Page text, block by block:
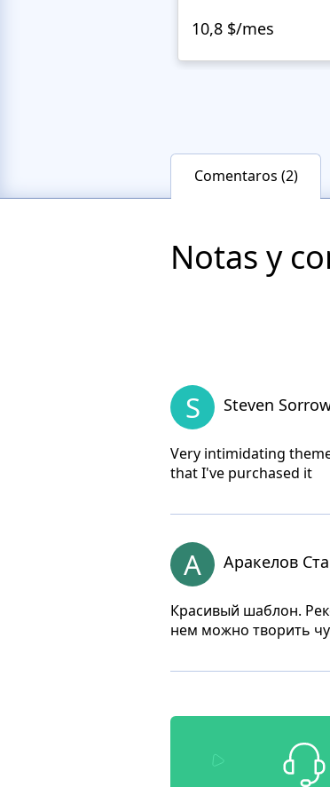
10,8 $/mes
Comentaros (2)
Notas y
S Steven
Very intimidating
that I've purchased it
А Аракелов
Красивый шаблон.
нем можно творить